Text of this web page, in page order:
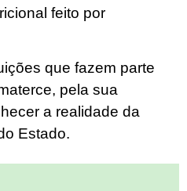
feito por
que fazem parte
pela sua
a realidade da
Estado.